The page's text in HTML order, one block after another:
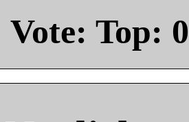
Vote: Top: 0